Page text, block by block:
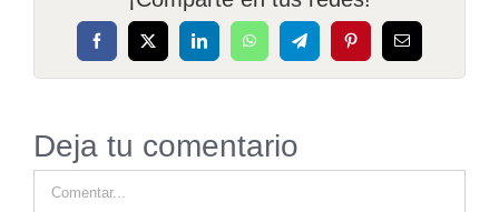
Facebook
X LinkedInWhatsAppTelegramPinterestCorreo
electrónico
Deja tu comentario